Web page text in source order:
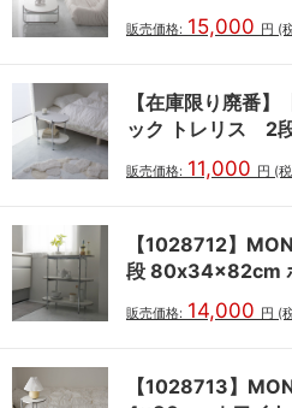
販売価格: 15,000 円 (
【在庫限り廃番
ック トレリス 2
販売価格: 11,000 円 (
【1028712】
段 80x34x82cm
販売価格: 14,000 円 (
【1028713】